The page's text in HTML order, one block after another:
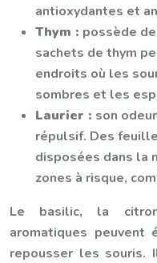
antioxydantes et
Thym : possède
sachets de thym
endroits où les
sombres et les
Laurier : son
répulsif. Des
disposées dans la
zones à risque,
Le basilic, la
aromatiques
repousser les souris.